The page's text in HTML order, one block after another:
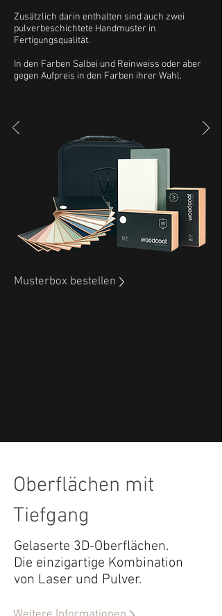
Zusätzlich darin enthalten sind auch zwei
pulverbeschichtete Handmuster in
Fertigungsqualität.
In den Farben Salbei und Reinweiss oder aber
gegen Aufpreis in den Farben ihrer Wahl.
Musterbox bestellen
Oberflächen mit
Tiefgang
Gelaserte 3D-Oberflächen.
Die einzigartige Kombination
von Laser und Pulver.